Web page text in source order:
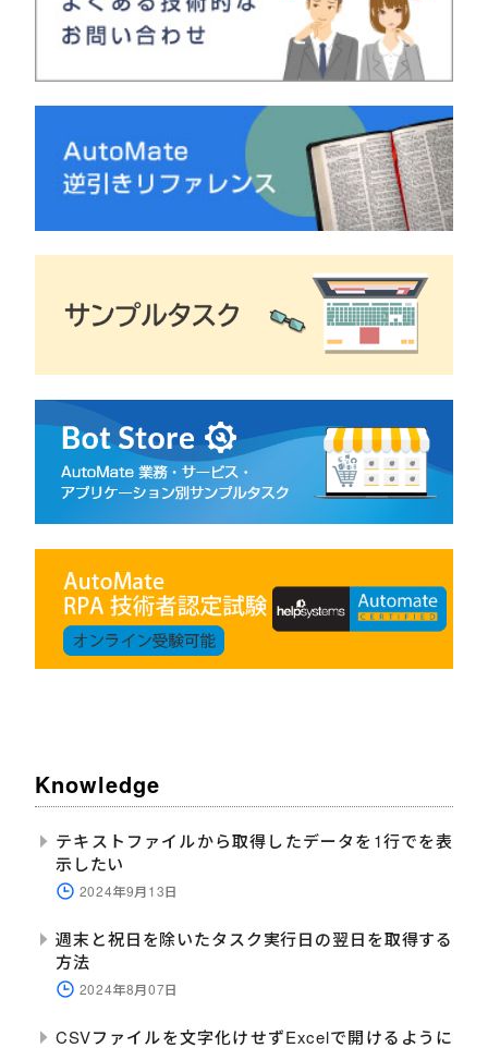
Knowledge
テキストファイルから取得したデータを1行でを表
示したい
2024年9月13日
週末と祝日を除いたタスク実行日の翌日を取得する
方法
2024年8月07日
CSVファイルを文字化けせずExcelで開けるように